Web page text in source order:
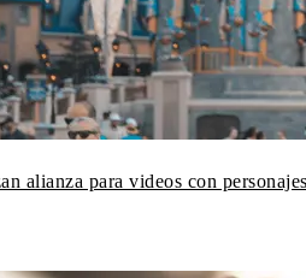
alianza para videos con